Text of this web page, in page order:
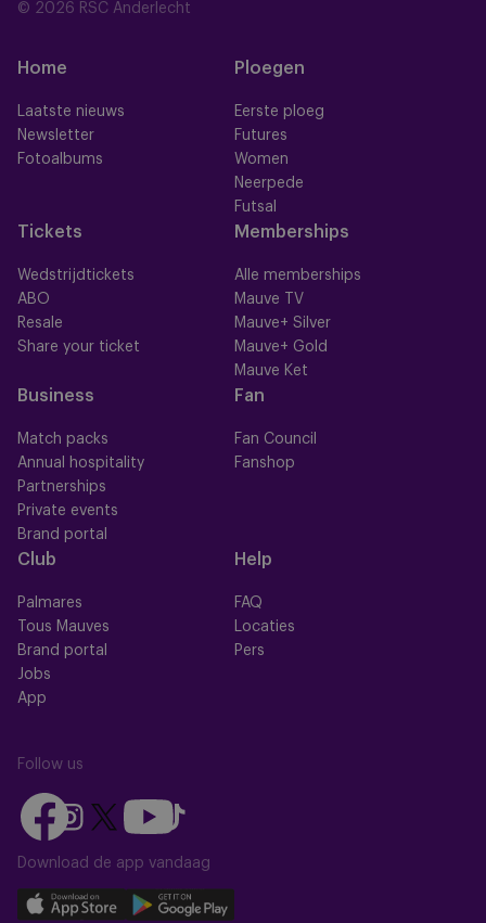
© 2026 RSC Anderlecht
Home
Laatste nieuws
Newsletter
Fotoalbums
Ploegen
Eerste ploeg
Futures
Women
Neerpede
Futsal
Tickets
Wedstrijdtickets
ABO
Resale
Share your ticket
Memberships
Alle memberships
Mauve TV
Mauve+ Silver
Mauve+ Gold
Mauve Ket
Business
Match packs
Annual hospitality
Partnerships
Private events
Brand portal
Fan
Fan Council
Fanshop
Club
Palmares
Tous Mauves
Brand portal
Jobs
App
Help
FAQ
Locaties
Pers
Follow us
Follow
us
on
Follow
us
on
Instagram
Follow
on
X
Follow
us
on
Follow
us
on
TikTok
Download de app vandaag
Download
Download